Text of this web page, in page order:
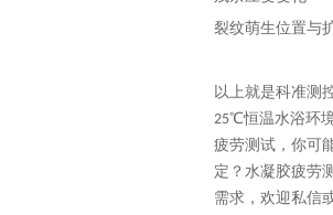
裂纹萌生位置与
以上就是科准测
25℃恒温水浴环
疲劳测试，你可
定？水凝胶疲劳
需求，欢迎私信